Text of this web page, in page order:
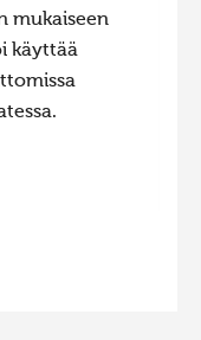
mukaiseen
käyttää